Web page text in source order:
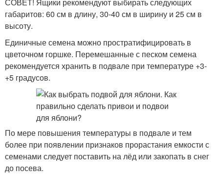
габаритов: 60 см в длину, 30-40 см в ширину и 25 см в
высоту.
Единичные семена можно простратифицировать в
цветочном горшке. Перемешанные с песком семена
рекомендуется хранить в подвале при температуре +3-
+5 градусов.
По мере повышения температуры в подвале и тем
более при появлении признаков прорастания емкости с
семенами следует поставить на лёд или закопать в снег
до посева.